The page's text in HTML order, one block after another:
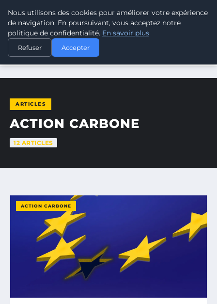
CLIMATE RESPONSE BLOG
ACCUEIL ACTION CARBONE
ARTICLES
ACTION CARBONE
12 ARTICLES
ACTION CARBONE
Nous utilisons des cookies pour améliorer votre expérience
de navigation. En poursuivant, vous acceptez notre
politique de confidentialité. En savoir plus
Refuser Accepter